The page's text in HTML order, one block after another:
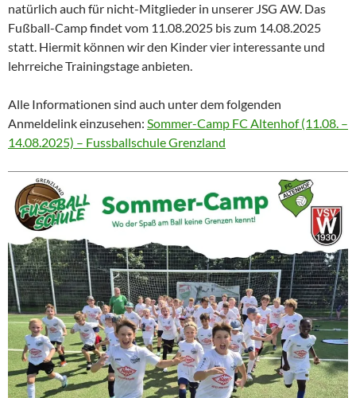
natürlich auch für nicht-Mitglieder in unserer JSG AW. Das
Fußball-Camp findet vom 11.08.2025 bis zum 14.08.2025
statt. Hiermit können wir den Kinder vier interessante und
lehrreiche Trainingstage anbieten.
Alle Informationen sind auch unter dem folgenden
Anmeldelink einzusehen: Sommer-Camp FC Altenhof (11.08. –
14.08.2025) – Fussballschule Grenzland